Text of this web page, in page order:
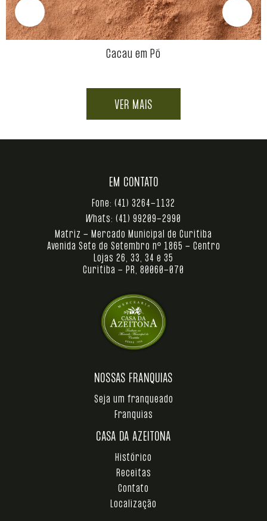
Cacau em Pó
VER MAIS
CASA DA AZEITONA
Histórico
Receitas
Contato
Localização
NOSSAS FRANQUIAS
Seja um franqueado
Franquias
EM CONTATO
Fone: (41) 3264-1132
Whats: (41) 99209-2990
Matriz - Mercado Municipal de Curitiba
Avenida Sete de Setembro nº 1865 - Centro
Lojas 26, 33, 34 e 35
Curitiba - PR, 80060-070